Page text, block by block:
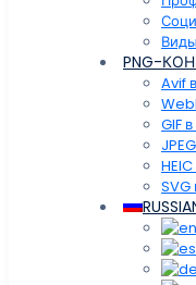
PNG-
Avif
GIF
SVG